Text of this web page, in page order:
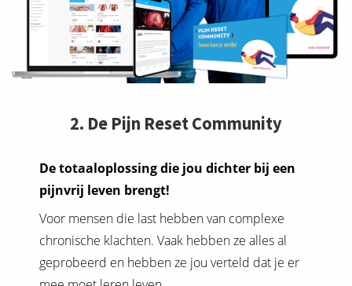
2. De Pijn Reset Community
De totaaloplossing die jou dichter bij een
pijnvrij leven brengt!
Voor mensen die last hebben van complexe
chronische klachten. Vaak hebben ze alles al
geprobeerd en hebben ze jou verteld dat je er